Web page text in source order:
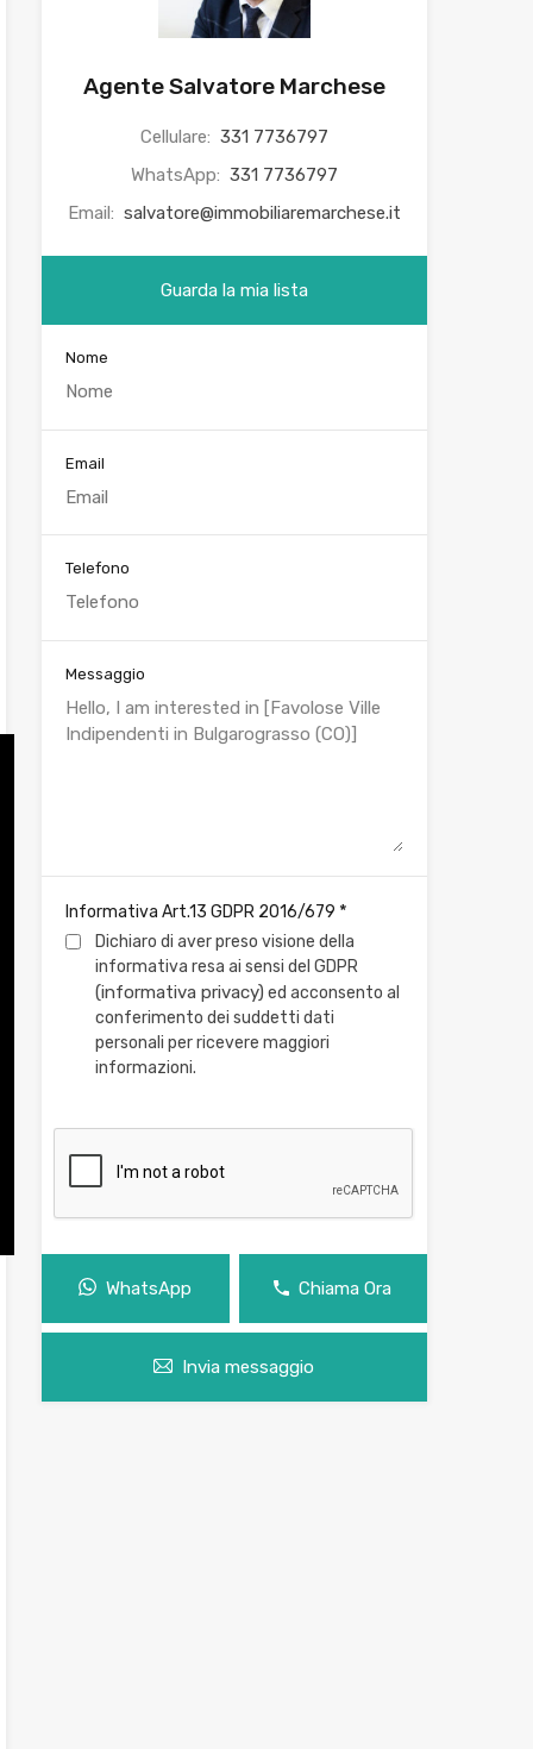
Agente Salvatore Marchese
Cellulare: 331 7736797
WhatsApp: 331 7736797
Email: salvatore@immobiliaremarchese.it
Guarda la mia lista
Nome
Email
Telefono
Messaggio
Informativa Art.13 GDPR 2016/679 *
Dichiaro di aver preso visione della
informativa resa ai sensi del GDPR
(informativa privacy) ed acconsento al
conferimento dei suddetti dati
personali per ricevere maggiori
informazioni.
WhatsApp Chiama Ora
Invia messaggio